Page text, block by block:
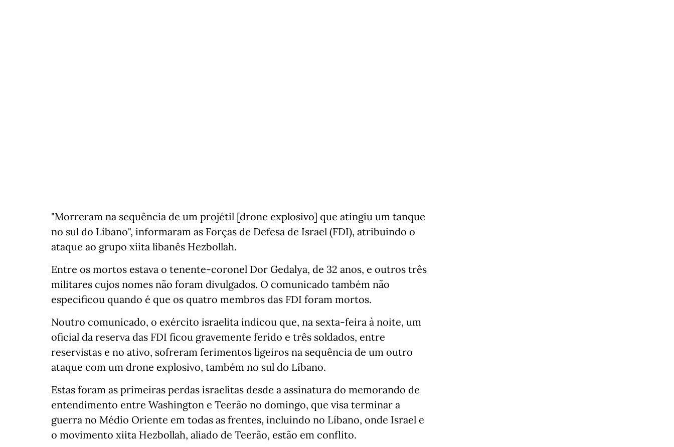
"Morreram na sequência de um projétil [drone explosivo] que atingiu um tanque
no sul do Líbano", informaram as Forças de Defesa de Israel (FDI), atribuindo o
ataque ao grupo xiita libanês Hezbollah.
Entre os mortos estava o tenente-coronel Dor Gedalya, de 32 anos, e outros três
militares cujos nomes não foram divulgados. O comunicado também não
especificou quando é que os quatro membros das FDI foram mortos.
Noutro comunicado, o exército israelita indicou que, na sexta-feira à noite, um
oficial da reserva das FDI ficou gravemente ferido e três soldados, entre
reservistas e no ativo, sofreram ferimentos ligeiros na sequência de um outro
ataque com um drone explosivo, também no sul do Líbano.
Estas foram as primeiras perdas israelitas desde a assinatura do memorando de
entendimento entre Washington e Teerão no domingo, que visa terminar a
guerra no Médio Oriente em todas as frentes, incluindo no Líbano, onde Israel e
o movimento xiita Hezbollah, aliado de Teerão, estão em conflito.